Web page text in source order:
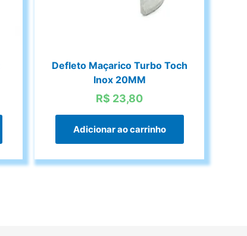
Defleto Maçarico Turbo Toch
Inox 20MM
R$ 23,80
Adicionar ao carrinho